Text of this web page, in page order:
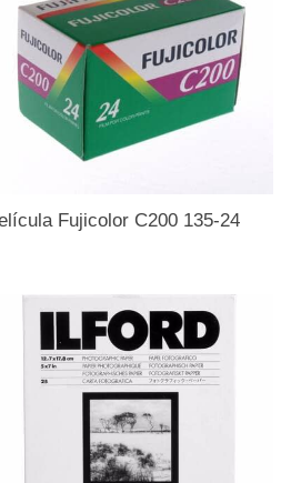
Fujicolor C200 135-24